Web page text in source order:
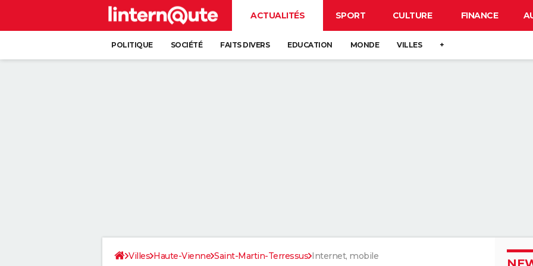
ACTUALITÉS SPORT CULTURE FINANCE
POLITIQUE SOCIÉTÉ FAITS DIVERS EDUCATION MONDE VILLES +
Villes Haute-Vienne Saint-Martin-Terressus Internet, mobile